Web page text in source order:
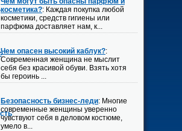
косметика?: Каждая покупка любой
косметики, средств гигиены или
парфюма доставляет нам, к...
Чем опасен высокий каблук?:
Современная женщина не мыслит
себя без красивой обуви. Взять хотя
бы героинь ...
Безопасность бизнес-леди: Многие
современные женщины уверенно
чувствуют себя в деловом костюме,
умело в...